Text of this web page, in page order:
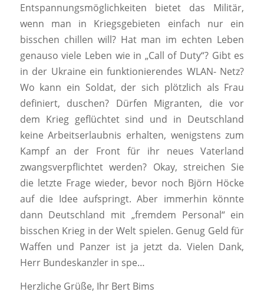
Entspannungsmöglichkeiten bietet das Militär,
wenn man in Kriegsgebieten einfach nur ein
bisschen chillen will? Hat man im echten Leben
genauso viele Leben wie in „Call of Duty“? Gibt es
in der Ukraine ein funktionierendes WLAN- Netz?
Wo kann ein Soldat, der sich plötzlich als Frau
definiert, duschen? Dürfen Migranten, die vor
dem Krieg geflüchtet sind und in Deutschland
keine Arbeitserlaubnis erhalten, wenigstens zum
Kampf an der Front für ihr neues Vaterland
zwangsverpflichtet werden? Okay, streichen Sie
die letzte Frage wieder, bevor noch Björn Höcke
auf die Idee aufspringt. Aber immerhin könnte
dann Deutschland mit „fremdem Personal“ ein
bisschen Krieg in der Welt spielen. Genug Geld für
Waffen und Panzer ist ja jetzt da. Vielen Dank,
Herr Bundeskanzler in spe…
Herzliche Grüße, Ihr Bert Bims